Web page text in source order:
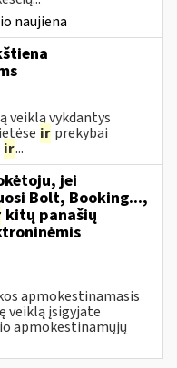
naujiena
veiklą vykdantys
ir prekybai
ir...
jei
Bolt, Booking...,
kitų panašių
apmokestinamasis
veiklą įsigyjate
apmokestinamųjų